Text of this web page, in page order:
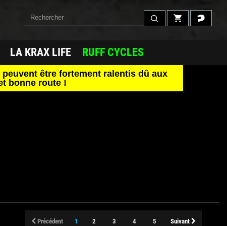
LA KRAX LIFE RUFF CYCLES
peuvent être fortement ralentis dû aux
bonne route !
Précédent 1 2 3 4 5 Suivant